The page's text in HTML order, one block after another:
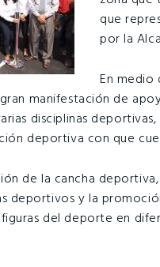
que
por la
En medio
manifestación de
disciplinas
deportiva con que
de la cancha
deportivos y la
del deporte en